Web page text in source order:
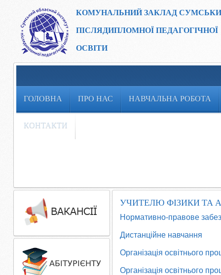
КОМУНАЛЬНИЙ ЗАКЛАД
ПІСЛЯДИПЛОМНОЇ ПЕДАГОГІЧНОЇ
ОСВІТИ
ГОЛОВНА ПРО НАС НАВЧАЛЬНА РОБОТА
КОНТАКТИ
УЧИТЕЛЮ ФІЗИКИ ТА
Нормативно-правове
Дистанційне навчання
Організація освітнього
Організація освітнього